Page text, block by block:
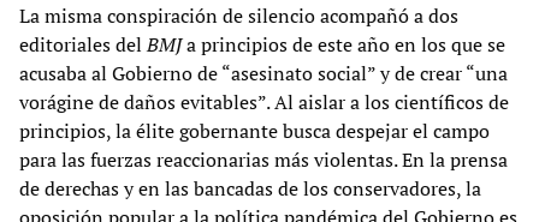
La misma conspiración de silencio acompañó a dos
editoriales delBMJa principios de este año en los que se
acusaba al Gobierno de “asesinato social” y de crear “una
vorágine de daños evitables”. Al aislar a los científicos de
principios, la élite gobernante busca despejar el campo
para las fuerzas reaccionarias más violentas. En la prensa
de derechas y en las bancadas de los conservadores, la
oposición popular a la política pandémica del Gobierno es